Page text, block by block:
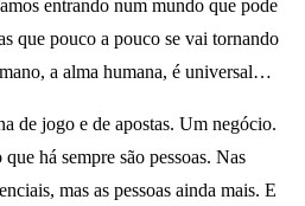
entrando num mundo que pode
que pouco a pouco se vai tornando
a alma humana, é universal…
de jogo e de apostas. Um negócio.
há sempre são pessoas. Nas
mas as pessoas ainda mais. E